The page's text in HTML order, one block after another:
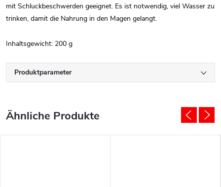
mit Schluckbeschwerden geeignet. Es ist notwendig, viel Wasser zu
trinken, damit die Nahrung in den Magen gelangt.
Inhaltsgewicht: 200 g
Produktparameter